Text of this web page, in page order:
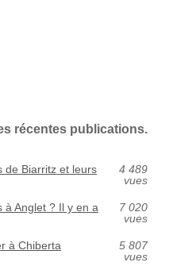
récentes publications.
de Biarritz et leurs
4 489
vues
à Anglet ? Il y en a
7 020
vues
à Chiberta
5 807
vues